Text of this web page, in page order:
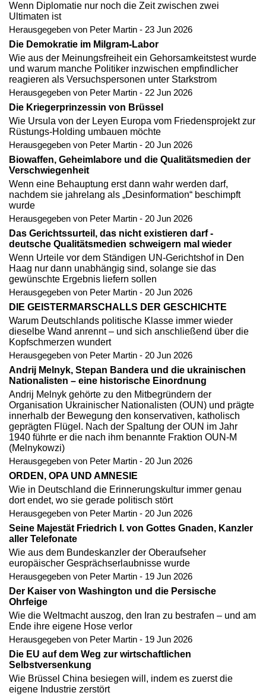
Wenn Diplomatie nur noch die Zeit zwischen zwei
Ultimaten ist
Herausgegeben von Peter Martin - 23 Jun 2026
Die Demokratie im Milgram-Labor
Wie aus der Meinungsfreiheit ein Gehorsamkeitstest wurde
und warum manche Politiker inzwischen empfindlicher
reagieren als Versuchspersonen unter Starkstrom
Herausgegeben von Peter Martin - 22 Jun 2026
Die Kriegerprinzessin von Brüssel
Wie Ursula von der Leyen Europa vom Friedensprojekt zur
Rüstungs-Holding umbauen möchte
Herausgegeben von Peter Martin - 20 Jun 2026
Biowaffen, Geheimlabore und die Qualitätsmedien der
Verschwiegenheit
Wenn eine Behauptung erst dann wahr werden darf,
nachdem sie jahrelang als „Desinformation“ beschimpft
wurde
Herausgegeben von Peter Martin - 20 Jun 2026
Das Gerichtssurteil, das nicht existieren darf -
deutsche Qualitätsmedien schweigern mal wieder
Wenn Urteile vor dem Ständigen UN-Gerichtshof in Den
Haag nur dann unabhängig sind, solange sie das
gewünschte Ergebnis liefern sollen
Herausgegeben von Peter Martin - 20 Jun 2026
DIE GEISTERMARSCHALLS DER GESCHICHTE
Warum Deutschlands politische Klasse immer wieder
dieselbe Wand anrennt – und sich anschließend über die
Kopfschmerzen wundert
Herausgegeben von Peter Martin - 20 Jun 2026
Andrij Melnyk, Stepan Bandera und die ukrainischen
Nationalisten – eine historische Einordnung
Andrij Melnyk gehörte zu den Mitbegründern der
Organisation Ukrainischer Nationalisten (OUN) und prägte
innerhalb der Bewegung den konservativen, katholisch
geprägten Flügel. Nach der Spaltung der OUN im Jahr
1940 führte er die nach ihm benannte Fraktion OUN-M
(Melnykowzi)
Herausgegeben von Peter Martin - 20 Jun 2026
ORDEN, OPA UND AMNESIE
Wie in Deutschland die Erinnerungskultur immer genau
dort endet, wo sie gerade politisch stört
Herausgegeben von Peter Martin - 20 Jun 2026
Seine Majestät Friedrich I. von Gottes Gnaden, Kanzler
aller Telefonate
Wie aus dem Bundeskanzler der Oberaufseher
europäischer Gesprächserlaubnisse wurde
Herausgegeben von Peter Martin - 19 Jun 2026
Der Kaiser von Washington und die Persische
Ohrfeige
Wie die Weltmacht auszog, den Iran zu bestrafen – und am
Ende ihre eigene Hose verlor
Herausgegeben von Peter Martin - 19 Jun 2026
Die EU auf dem Weg zur wirtschaftlichen
Selbstversenkung
Wie Brüssel China besiegen will, indem es zuerst die
eigene Industrie zerstört